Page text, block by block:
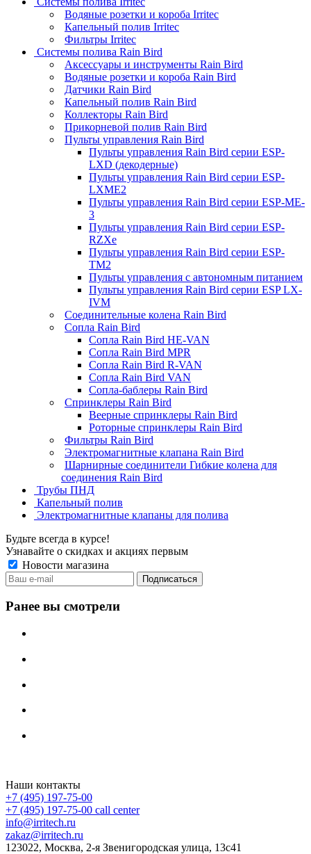
Водяные розетки и короба Irritec
Капельный полив Irritec
Фильтры Irritec
Системы полива Rain Bird
Аксессуары и инструменты Rain Bird
Водяные розетки и короба Rain Bird
Датчики Rain Bird
Капельный полив Rain Bird
Коллекторы Rain Bird
Прикорневой полив Rain Bird
Пульты управления Rain Bird
Пульты управления Rain Bird серии ESP-
LXD (декодерные)
Пульты управления Rain Bird серии ESP-
LXME2
Пульты управления Rain Bird серии ESP-ME-
3
Пульты управления Rain Bird серии ESP-
RZXe
Пульты управления Rain Bird серии ESP-
TM2
Пульты управления с автономным питанием
Пульты управления Rain Bird серии ESP LX-
IVM
Соединительные колена Rain Bird
Сопла Rain Bird
Сопла Rain Bird HE-VAN
Сопла Rain Bird MPR
Сопла Rain Bird R-VAN
Сопла Rain Bird VAN
Сопла-баблеры Rain Bird
Спринклеры Rain Bird
Веерные спринклеры Rain Bird
Роторные спринклеры Rain Bird
Фильтры Rain Bird
Электромагнитные клапана Rain Bird
Шарнирные соединители Гибкие колена для
соединения Rain Bird
Трубы ПНД
Капельный полив
Электромагнитные клапаны для полива
Будьте всегда в курсе!
Узнавайте о скидках и акциях первым
Новости магазина
Ранее вы смотрели
Наши контакты
+7 (495) 197-75-00
+7 (495) 197-75-00 call center
info@irritech.ru
zakaz@irritech.ru
123022, Москва, 2-я Звенигородская улица, 13с41